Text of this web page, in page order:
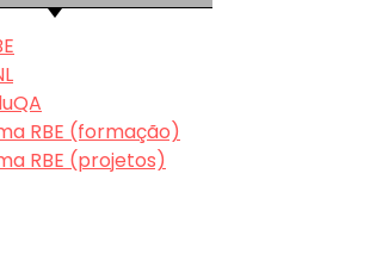
RBE (formação)
RBE (projetos)